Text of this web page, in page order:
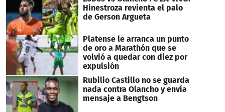
seconds
Hinestroza revienta el palo
de Gerson Argueta
Platense le arranca un punto
de oro a Marathón que se
volvió a quedar con diez por
expulsión
Rubilio Castillo no se guarda
nada contra Olancho y envía
mensaje a Bengtson